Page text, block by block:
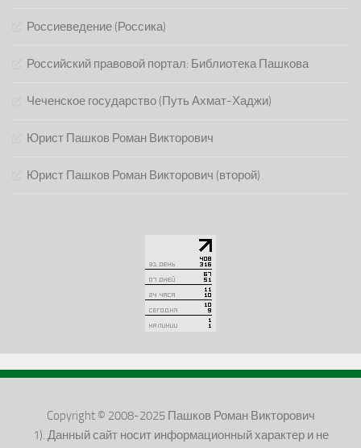
Россиеведение (Россика)
Российский правовой портал: Библиотека Пашкова
Чеченское государство (Путь Ахмат-Хаджи)
Юрист Пашков Роман Викторович
Юрист Пашков Роман Викторович (второй)
Copyright © 2008-2025 Пашков Роман Викторович
1). Данный сайт носит информационный характер и не